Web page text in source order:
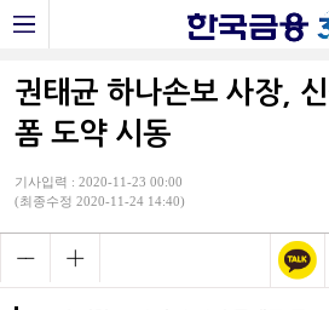
권태균 하나손보 사장,
폼 도약 시동
기사입력 : 2020-11-23 00:00
(최종수정 2020-11-24 14:40)